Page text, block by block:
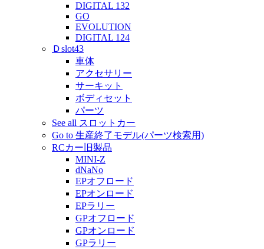
DIGITAL 132
GO
EVOLUTION
DIGITAL 124
Ｄslot43
車体
アクセサリー
サーキット
ボディセット
パーツ
See all スロットカー
Go to 生産終了モデル(パーツ検索用)
RCカー旧製品
MINI-Z
dNaNo
EPオフロード
EPオンロード
EPラリー
GPオフロード
GPオンロード
GPラリー